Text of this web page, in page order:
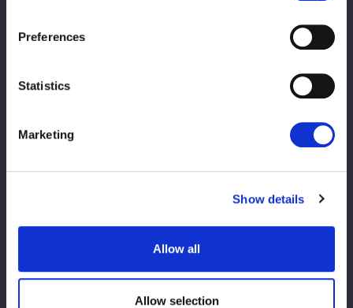
Preferences
Statistics
Marketing
Show details
Allow all
Allow selection
【新商品情報】7/25（土）石川大会
【会場物販情報】7/25（土）『石川大会
デュオ・セレッソ』
2026/07/16 Barang-barang
【会場物販情報】7/19（日）愛知・ロワジ
ールホテル豊橋大会、7/20（月）大阪・ハ